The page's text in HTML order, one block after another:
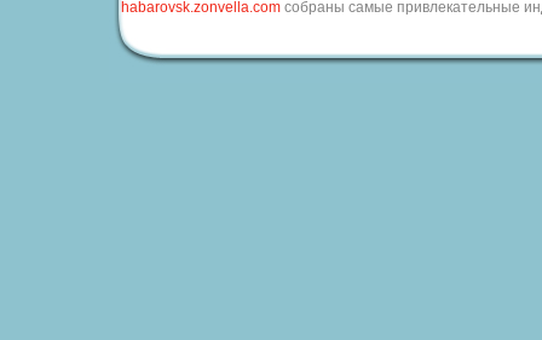
habarovsk.zonvella.com собраны самые привлекательные